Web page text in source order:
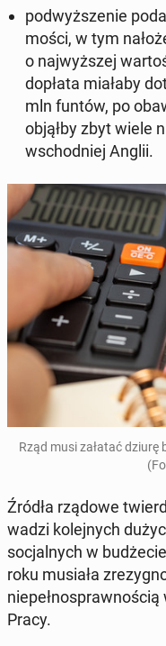
pod­wyż­sze­nie
mo­ści, w tym
o naj­wyż­szej
dopłata miałaby
mln funtów, po
objąłby zbyt wiele
wschod­niej Anglii.
Rząd musi załatać
Źródła rządowe
wa­dzi ko­lej­nych
so­cjal­nych w
roku musiała
Pracy.